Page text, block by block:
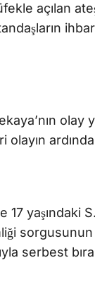
açılan
17
sorgusunun
serbest